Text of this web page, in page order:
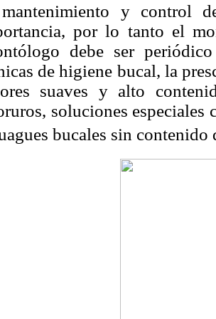
y control
por lo tanto el
debe ser
de higiene bucal, la
suaves y alto
soluciones
bucales sin